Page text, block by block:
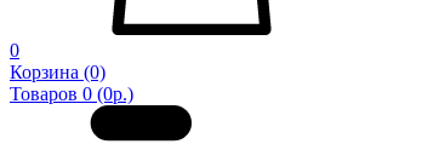
0
Корзина (0)
Товаров 0 (0р.)